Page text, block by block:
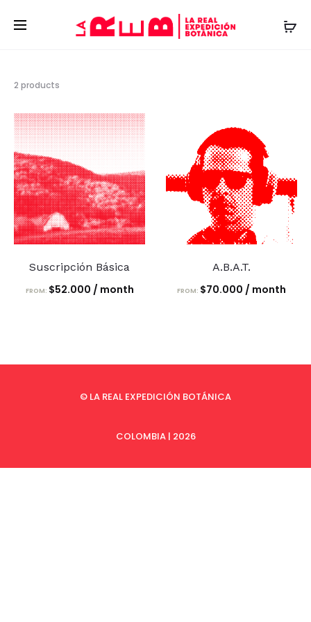
2 products
2
results
Suscripción Básica
FROM: $52.000 / month
A.B.A.T.
FROM: $70.000 / month
© LA REAL EXPEDICIÓN BOTÁNICA
COLOMBIA | 2026